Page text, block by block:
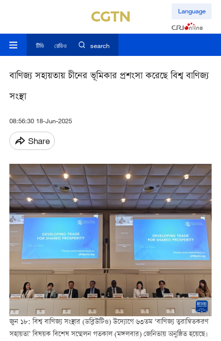
Language
টিভি রেডিও search
বাণিজ্য সহায়তায় চীনের ভূমিকার প্রশংসা করেছে বিশ্ব বাণিজ্য
সংস্থা
08:56:30 18-Jun-2025
Share
জুন ১৮: বিশ্ব বাণিজ্য সংস্থার (ডব্লিউটিও) উদ্যোগে ৬৩তম ‘বাণিজ্য ত্বরান্বিতকরণ
সহায়তা’ বিষয়ক বিশেষ সম্মেলন গতকাল (মঙ্গলবার) জেনিভায় অনুষ্ঠিত হয়েছে।